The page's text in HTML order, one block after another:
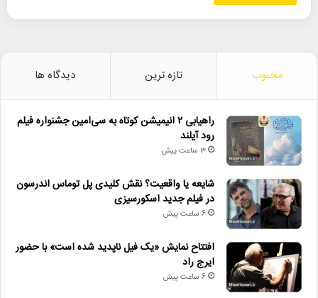
محبوب تازه ترین دیدگاه ها
راهیابی ۲ انیمیشن کوتاه به سی‌امین جشنواره فیلم
رود آیلند
3 ساعت پیش
شایعه یا واقعیت؟ نقش کلیدی پل توماس اندرسون
در فیلم جدید اسکورسیزی
6 ساعت پیش
افتتاح نمایش «یک فیل ناپدید شده است» با حضور
ایرج راد
6 ساعت پیش